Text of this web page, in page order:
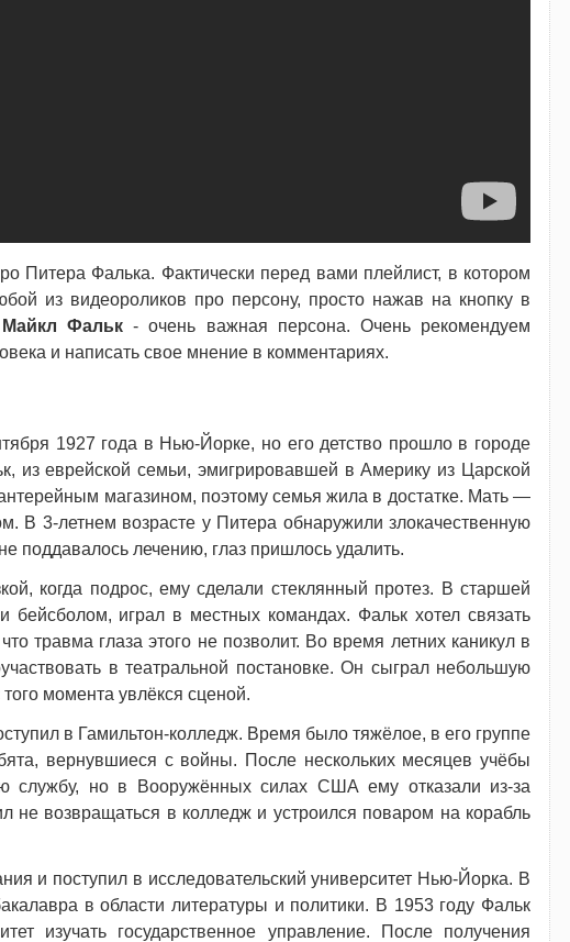
Питера Фалька. Фактически перед вами плейлист, в котором
из видеороликов про персону, просто нажав на кнопку в
Фальк - очень важная персона. Очень рекомендуем
и написать свое мнение в комментариях.
1927 года в Нью-Йорке, но его детство прошло в городе
из еврейской семьи, эмигрировавшей в Америку из Царской
магазином, поэтому семья жила в достатке. Мать —
В 3-летнем возрасте у Питера обнаружили злокачественную
поддавалось лечению, глаз пришлось удалить.
когда подрос, ему сделали стеклянный протез. В старшей
бейсболом, играл в местных командах. Фальк хотел связать
травма глаза этого не позволит. Во время летних каникул в
в театральной постановке. Он сыграл небольшую
момента увлёкся сценой.
в Гамильтон-колледж. Время было тяжёлое, в его группе
вернувшиеся с войны. После нескольких месяцев учёбы
службу, но в Вооружённых силах США ему отказали из-за
не возвращаться в колледж и устроился поваром на корабль
и поступил в исследовательский университет Нью-Йорка. В
в области литературы и политики. В 1953 году Фальк
изучать государственное управление. После получения